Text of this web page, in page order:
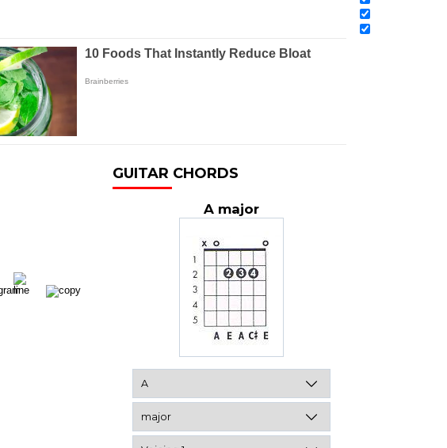
GUITAR CHORDS
A major